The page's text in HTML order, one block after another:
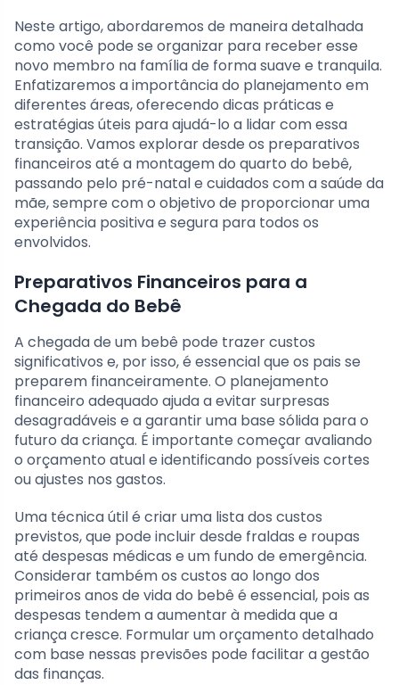
Neste artigo, abordaremos de maneira detalhada
como você pode se organizar para receber esse
novo membro na família de forma suave e tranquila.
Enfatizaremos a importância do planejamento em
diferentes áreas, oferecendo dicas práticas e
estratégias úteis para ajudá-lo a lidar com essa
transição. Vamos explorar desde os preparativos
financeiros até a montagem do quarto do bebê,
passando pelo pré-natal e cuidados com a saúde da
mãe, sempre com o objetivo de proporcionar uma
experiência positiva e segura para todos os
envolvidos.
Preparativos Financeiros para a
Chegada do Bebê
A chegada de um bebê pode trazer custos
significativos e, por isso, é essencial que os pais se
preparem financeiramente. O planejamento
financeiro adequado ajuda a evitar surpresas
desagradáveis e a garantir uma base sólida para o
futuro da criança. É importante começar avaliando
o orçamento atual e identificando possíveis cortes
ou ajustes nos gastos.
Uma técnica útil é criar uma lista dos custos
previstos, que pode incluir desde fraldas e roupas
até despesas médicas e um fundo de emergência.
Considerar também os custos ao longo dos
primeiros anos de vida do bebê é essencial, pois as
despesas tendem a aumentar à medida que a
criança cresce. Formular um orçamento detalhado
com base nessas previsões pode facilitar a gestão
das finanças.